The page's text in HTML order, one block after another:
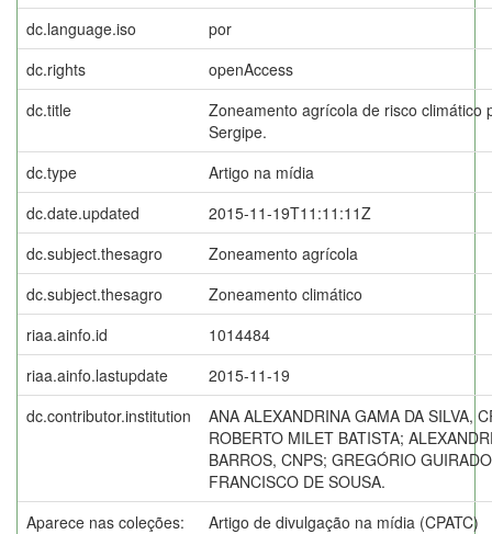
dc.language.iso
por
dc.rights
openAccess
dc.title
Zoneamento agrícola de risco climático
Sergipe.
dc.type
Artigo na mídia
dc.date.updated
2015-11-19T11:11:11Z
dc.subject.thesagro
Zoneamento agrícola
dc.subject.thesagro
Zoneamento climático
riaa.ainfo.id
1014484
riaa.ainfo.lastupdate
2015-11-19
dc.contributor.institution
ANA ALEXANDRINA GAMA DA SILVA,
ROBERTO MILET BATISTA;
BARROS, CNPS; GREGÓRIO
FRANCISCO DE SOUSA.
Aparece nas coleções:
Artigo de divulgação na mídia (CPATC)